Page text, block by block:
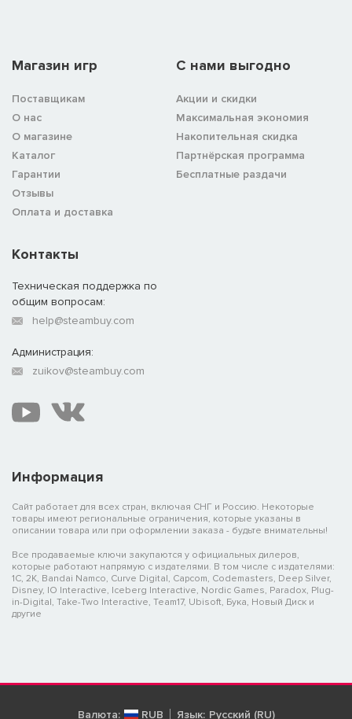
Магазин игр
Поставщикам
О нас
О магазине
Каталог
Гарантии
Отзывы
Оплата и доставка
C нами выгодно
Акции и скидки
Максимальная экономия
Накопительная скидка
Партнёрская программа
Бесплатные раздачи
Информация
Сайт работает для всех стран, включая СНГ и Россию. Некоторые
товары имеют региональные ограничения, которые указаны в
описании товара или при оформлении заказа - будьте внимательны!
Все продаваемые ключи закупаются у официальных дилеров,
которые работают напрямую с издателями. В том числе с издателями:
1C, 2K, Bandai Namco, Curve Digital, Capcom, Codemasters, Deep Silver,
Disney, IO Interactive, Iceberg Interactive, Nordic Games, Paradox, Plug-
in-Digital, Take-Two Interactive, Team17, Ubisoft, Бука, Новый Диск и
другие
Контакты
Техническая поддержка по
общим вопросам:
help@steambuy.com
Администрация:
zuikov@steambuy.com
Валюта: RUB Язык: Русский (RU)